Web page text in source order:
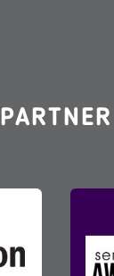
PARTNER